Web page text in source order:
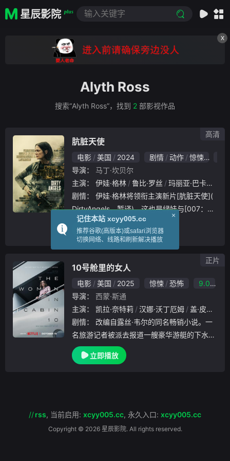
星辰影院 plus
X
Alyth Ross
搜索“Alyth Ross”，找到 2 部影视作品
肮脏天使
电影 美国 2024 剧情 动作 惊悚
导演：
马丁·坎贝尔
主演：
伊娃·格林 鲁比·罗丝 玛丽亚·巴卡洛娃
剧情：
DirtyAngels，暂译)，这也是绿娃与[007：大
战皇家赌场]导演马丁·坎贝尔时隔17年后再度
携手合作。故事围绕2021年美国从阿富汗撤
立即播放
高清
10号舱里的女人
电影 美国 2025 惊悚 恐怖
9.0
导演：
西蒙·斯通
主演：
凯拉·奈特莉 汉娜·沃丁厄姆 盖·皮尔斯
剧情：
名旅游记者被派去报道一艘豪华游艇的下水仪
式，她在夜深人静时目睹一名乘客被抛入海中
，但没人相信她的故事，因为经查明船上所有
立即播放
正片
//rss, 当前启用: xcyy005.cc, 永久入口: xcyy005.cc
Copyright © 2026 星辰影院. All rights reserved.
×
记住本站 xcyy005.cc
推荐谷歌(高版本)或safari浏览器
切换网络、线路和刷新解决播放